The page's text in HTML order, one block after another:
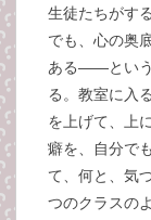
生徒たちがす
でも、心の奥
ある――という
る。教室に入
を上げて、上
癖を、自分で
て、何と、気
つのクラスの